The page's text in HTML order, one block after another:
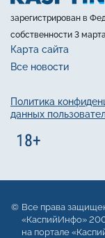
зарегистрирован в
собственности 3
Карта сайта
Все новости
Политика
данных
Все права
«КаспийИнфо»
на портале